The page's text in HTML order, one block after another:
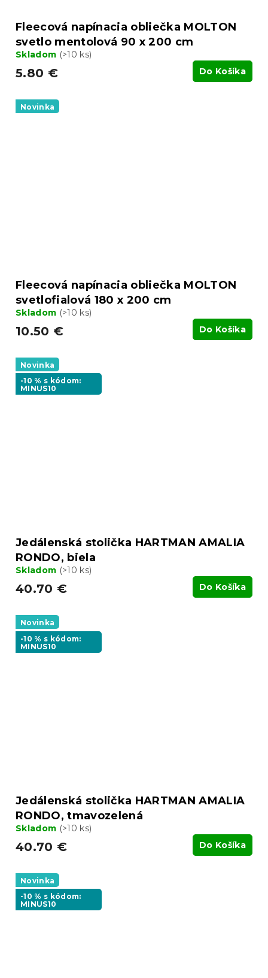
Fleecová napínacia obliečka MOLTON
svetlo mentolová 90 x 200 cm
Skladom (>10 ks)
5.80 € Do Košíka
Novinka
Fleecová napínacia obliečka MOLTON
svetlofialová 180 x 200 cm
Skladom (>10 ks)
10.50 € Do Košíka
Novinka
-10 % s kódom:
MINUS10
Jedálenská stolička HARTMAN AMALIA
RONDO, biela
Skladom (>10 ks)
40.70 € Do Košíka
Novinka
-10 % s kódom:
MINUS10
Jedálenská stolička HARTMAN AMALIA
RONDO, tmavozelená
Skladom (>10 ks)
40.70 € Do Košíka
Novinka
-10 % s kódom:
MINUS10